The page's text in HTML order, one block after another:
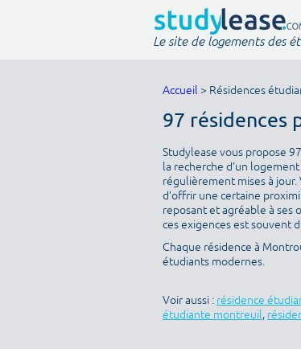
Le site de logements des
Accueil > Résidences
97 résidences
Studylease vous propose
la recherche d’un
régulièrement mises à
d’offrir une certaine
reposant et agréable à ses
ces exigences est souvent
Chaque résidence à
étudiants modernes.
Voir aussi : résidence
étudiante montreuil,